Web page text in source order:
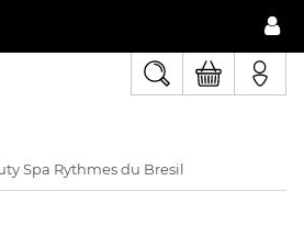
Spa Rythmes du Bresil